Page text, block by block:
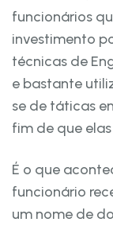
funcionários
investimento
técnicas de
e bastante
se de táticas
fim de que
É o que
funcionário
um nome de